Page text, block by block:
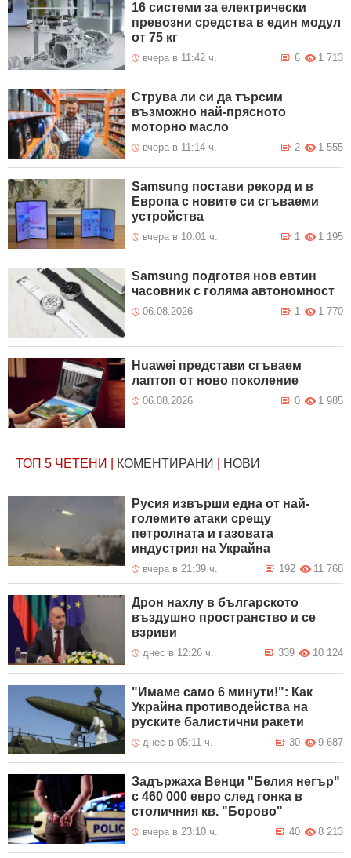
16 системи за електрически
превозни средства в един модул
от 75 кг
вчера в 11:42 ч. 1 713
6
Струва ли си да търсим
възможно най-прясното
моторно масло
вчера в 11:14 ч. 1 555
2
Samsung постави рекорд и в
Европа с новите си сгъваеми
устройства
вчера в 10:01 ч. 1 195
1
Samsung подготвя нов евтин
часовник с голяма автономност
06.08.2026 1 770
1
Huawei представи сгъваем
лаптоп от ново поколение
06.08.2026 1 985
0
ТОП 5 ЧЕТЕНИ КОМЕНТИРАНИ НОВИ
Русия извърши една от най-
големите атаки срещу
петролната и газовата
индустрия на Украйна
вчера в 21:39 ч. 11 768
192
Дрон нахлу в българското
въздушно пространство и се
взриви
днес в 12:26 ч. 10 124
339
"Имаме само 6 минути!": Как
Украйна противодейства на
руските балистични ракети
днес в 05:11 ч. 9 687
30
Задържаха Венци "Белия негър"
с 460 000 евро след гонка в
столичния кв. "Борово"
вчера в 23:10 ч. 8 213
40